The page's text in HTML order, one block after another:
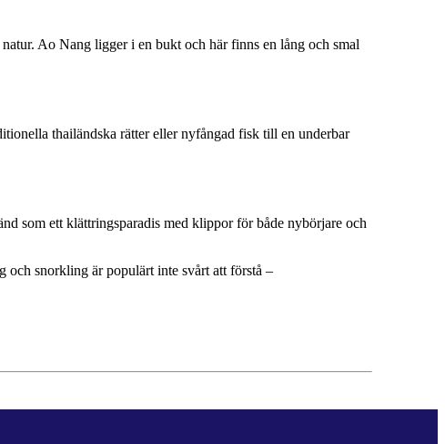
Ao Nang ligger i en bukt och här finns en lång och smal
thailändska rätter eller nyfångad fisk till en underbar
som ett klättringsparadis med klippor för både nybörjare och
och snorkling är populärt inte svårt att förstå –